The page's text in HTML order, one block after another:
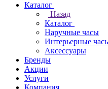
Каталог
Назад
Каталог
Наручные часы
Интерьерные
Аксессуары
Бренды
Акции
Услуги
Компания